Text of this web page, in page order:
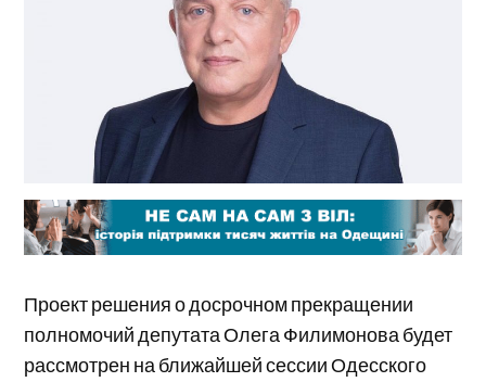
Проект решения о досрочном прекращении
полномочий депутата Олега Филимонова будет
рассмотрен на ближайшей сессии Одесского